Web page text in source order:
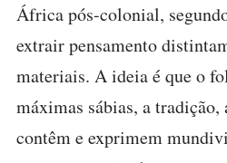
África pós-colonial,
extrair pensamento
materiais. A ideia é que o
máximas sábias, a
contêm e exprimem